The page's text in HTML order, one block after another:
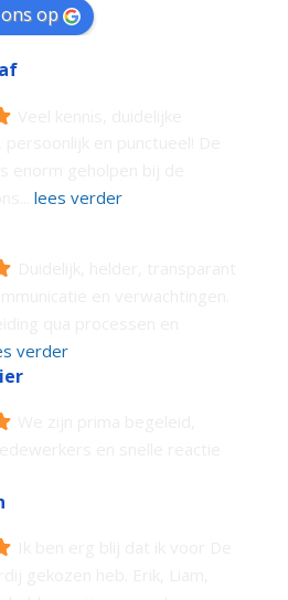
op
lees verder
verder